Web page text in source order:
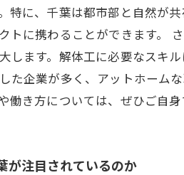
特に、千葉は都市部と自然が
トに携わることができます。
します。解体工に必要なスキ
た企業が多く、アットホーム
働き方については、ぜひご自
が注目されているのか